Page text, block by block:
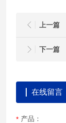
上一篇
下一篇
在线留言
产品：